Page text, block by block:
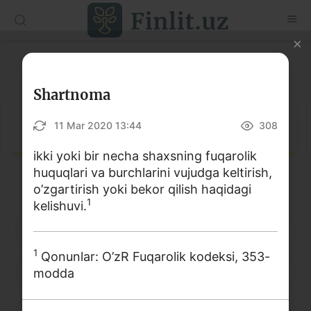
Рус
Maqolalar
O‘quv qo‘llanmalar
Lug‘at
Moliyaviy savodxonlik bo‘yicha kitoblar
Video
Loyihalar
Interaktiv xizmatlar
Fotogalereya
Lug‘at
A B D E F G H
J
Shartnoma
11 Mar 2020 13:44 308
ikki yoki bir necha shaxsning fuqarolik
huquqlari va burchlarini vujudga keltirish,
o’zgartirish yoki bekor qilish haqidagi
kelishuvi.1
1 Qonunlar: O’zR Fuqarolik kodeksi, 353-
modda